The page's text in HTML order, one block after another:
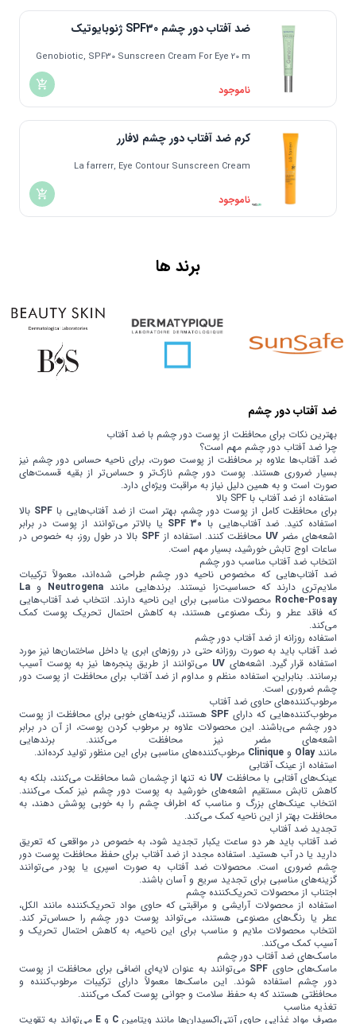
دانمارک | Denmark
مالزی | Malaysia
یونان | Greece
ضد آفتاب دور چشم SPF30 ژنوبایوتیک
Genobiotic, SPF30 Sunscreen Cream For Eye 20 m
ناموجود
کرم ضد آفتاب دور چشم لافارر
La farrerr, Eye Contour Sunscreen Cream
ناموجود
برند ها
ضد آفتاب دور چشم
بهترین نکات برای محافظت از پوست دور چشم با ضد آفتاب
چرا ضد آفتاب دور چشم مهم است؟
ضد آفتاب‌ها علاوه بر محافظت از پوست صورت، برای ناحیه حساس دور چشم نیز
بسیار ضروری هستند. پوست دور چشم نازک‌تر و حساس‌تر از بقیه قسمت‌های
صورت است و به همین دلیل نیاز به مراقبت ویژه‌ای دارد.
استفاده از ضد آفتاب با SPF بالا
برای محافظت کامل از پوست دور چشم، بهتر است از ضد آفتاب‌هایی با SPF بالا
استفاده کنید. ضد آفتاب‌هایی با SPF 30 یا بالاتر می‌توانند از پوست در برابر
اشعه‌های مضر UV محافظت کنند. استفاده از SPF بالا در طول روز، به خصوص در
ساعات اوج تابش خورشید، بسیار مهم است.
انتخاب ضد آفتاب مناسب دور چشم
ضد آفتاب‌هایی که مخصوص ناحیه دور چشم طراحی شده‌اند، معمولاً ترکیبات
ملایم‌تری دارند که حساسیت‌زا نیستند. برندهایی مانند Neutrogena و La
Roche-Posay محصولات مناسبی برای این ناحیه دارند. انتخاب ضد آفتاب‌هایی
که فاقد عطر و رنگ مصنوعی هستند، به کاهش احتمال تحریک پوست کمک
می‌کند.
استفاده روزانه از ضد آفتاب دور چشم
ضد آفتاب باید به صورت روزانه حتی در روزهای ابری یا داخل ساختمان‌ها نیز مورد
استفاده قرار گیرد. اشعه‌های UV می‌توانند از طریق پنجره‌ها نیز به پوست آسیب
برسانند. بنابراین، استفاده منظم و مداوم از ضد آفتاب برای محافظت از پوست دور
چشم ضروری است.
مرطوب‌کننده‌های حاوی ضد آفتاب
مرطوب‌کننده‌هایی که دارای SPF هستند، گزینه‌های خوبی برای محافظت از پوست
دور چشم می‌باشند. این محصولات علاوه بر مرطوب کردن پوست، از آن در برابر
اشعه‌های مضر نیز محافظت می‌کنند. برندهایی
مانندOlay و Clinique مرطوب‌کننده‌های مناسبی برای این منظور تولید کرده‌اند.
استفاده از عینک آفتابی
عینک‌های آفتابی با محافظت UV نه تنها از چشمان شما محافظت می‌کنند، بلکه به
کاهش تابش مستقیم اشعه‌های خورشید به پوست دور چشم نیز کمک می‌کنند.
انتخاب عینک‌های بزرگ و مناسب که اطراف چشم را به خوبی پوشش دهند، به
محافظت بهتر از این ناحیه کمک می‌کند.
تجدید ضد آفتاب
ضد آفتاب باید هر دو ساعت یکبار تجدید شود، به خصوص در مواقعی که تعریق
دارید یا در آب هستید. استفاده مجدد از ضد آفتاب برای حفظ محافظت پوست دور
چشم ضروری است. محصولات ضد آفتاب به صورت اسپری یا پودر می‌توانند
گزینه‌های مناسبی برای تجدید سریع و آسان باشند.
اجتناب از محصولات تحریک‌کننده چشم
استفاده از محصولات آرایشی و مراقبتی که حاوی مواد تحریک‌کننده مانند الکل،
عطر یا رنگ‌های مصنوعی هستند، می‌تواند پوست دور چشم را حساس‌تر کند.
انتخاب محصولات ملایم و مناسب برای این ناحیه، به کاهش احتمال تحریک و
آسیب کمک می‌کند.
ماسک‌های ضد آفتاب دور چشم
ماسک‌های حاوی SPF می‌توانند به عنوان لایه‌ای اضافی برای محافظت از پوست
دور چشم استفاده شوند. این ماسک‌ها معمولاً دارای ترکیبات مرطوب‌کننده و
محافظتی هستند که به حفظ سلامت و جوانی پوست کمک می‌کنند.
تغذیه مناسب
مصرف مواد غذایی حاوی آنتی‌اکسیدان‌ها مانند ویتامین C و E می‌تواند به تقویت